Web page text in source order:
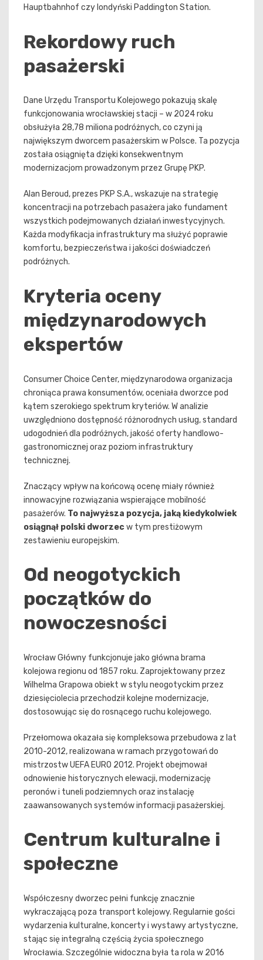
Hauptbahnhof czy londyński Paddington Station.
Rekordowy ruch
pasażerski
Dane Urzędu Transportu Kolejowego pokazują skalę
funkcjonowania wrocławskiej stacji – w 2024 roku
obsłużyła 28,78 miliona podróżnych, co czyni ją
największym dworcem pasażerskim w Polsce. Ta pozycja
została osiągnięta dzięki konsekwentnym
modernizacjom prowadzonym przez Grupę PKP.
Alan Beroud, prezes PKP S.A., wskazuje na strategię
koncentracji na potrzebach pasażera jako fundament
wszystkich podejmowanych działań inwestycyjnych.
Każda modyfikacja infrastruktury ma służyć poprawie
komfortu, bezpieczeństwa i jakości doświadczeń
podróżnych.
Kryteria oceny
międzynarodowych
ekspertów
Consumer Choice Center, międzynarodowa organizacja
chroniąca prawa konsumentów, oceniała dworzce pod
kątem szerokiego spektrum kryteriów. W analizie
uwzględniono dostępność różnorodnych usług, standard
udogodnień dla podróżnych, jakość oferty handlowo-
gastronomicznej oraz poziom infrastruktury
technicznej.
Znaczący wpływ na końcową ocenę miały również
innowacyjne rozwiązania wspierające mobilność
pasażerów. To najwyższa pozycja, jaką kiedykolwiek
osiągnął polski dworzecw tym prestiżowym
zestawieniu europejskim.
Od neogotyckich
początków do
nowoczesności
Wrocław Główny funkcjonuje jako główna brama
kolejowa regionu od 1857 roku. Zaprojektowany przez
Wilhelma Grapowa obiekt w stylu neogotyckim przez
dziesięciolecia przechodził kolejne modernizacje,
dostosowując się do rosnącego ruchu kolejowego.
Przełomowa okazała się kompleksowa przebudowa z lat
2010-2012, realizowana w ramach przygotowań do
mistrzostw UEFA EURO 2012. Projekt obejmował
odnowienie historycznych elewacji, modernizację
peronów i tuneli podziemnych oraz instalację
zaawansowanych systemów informacji pasażerskiej.
Centrum kulturalne i
społeczne
Współczesny dworzec pełni funkcję znacznie
wykraczającą poza transport kolejowy. Regularnie gości
wydarzenia kulturalne, koncerty i wystawy artystyczne,
stając się integralną częścią życia społecznego
Wrocławia. Szczególnie widoczna była ta rola w 2016